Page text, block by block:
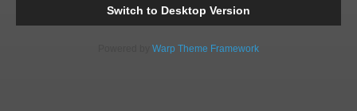
Switch to Desktop Version
Warp Theme Framework